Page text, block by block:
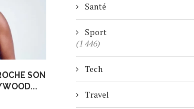
SON
GMAIL VA METTRE FIN À L’ENVOI
Santé
Sport
(1 446)
Tech
Travel